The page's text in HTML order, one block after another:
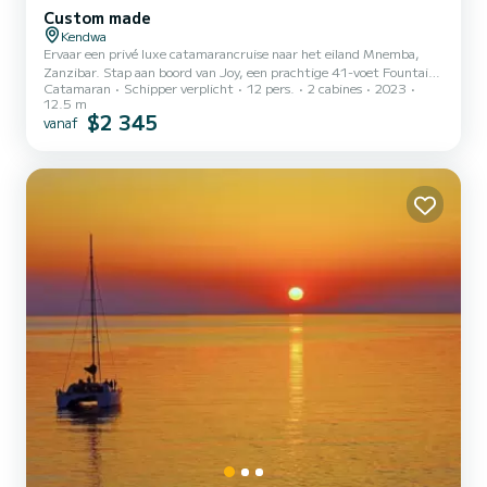
Custom made
Kendwa
Ervaar een privé luxe catamarancruise naar het eiland Mnemba,
Zanzibar. Stap aan boord van Joy, een prachtige 41-voet Fountaine
Pajot Lipari catamaran, bekend van het offshore cruisen in zijn
klasse. Ontworpen voor comfort, elegantie en veiligheid, Joy
beschikt over 4 privé cabines met queensize bedden, elk met
voor langere reizen of avonturen met het gezin. Jouw reis begin...
Catamaran Schipper verplicht 12 pers. 2 cabines
2023
12.5 m
vanaf $2 345